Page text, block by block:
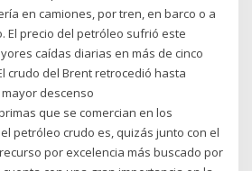
en camiones, por tren, en barco o a
El precio del petróleo sufrió este
caídas diarias en más de cinco
crudo del Brent retrocedió hasta
descenso
que se comercian en los
petróleo crudo es, quizás junto con el
por excelencia más buscado por